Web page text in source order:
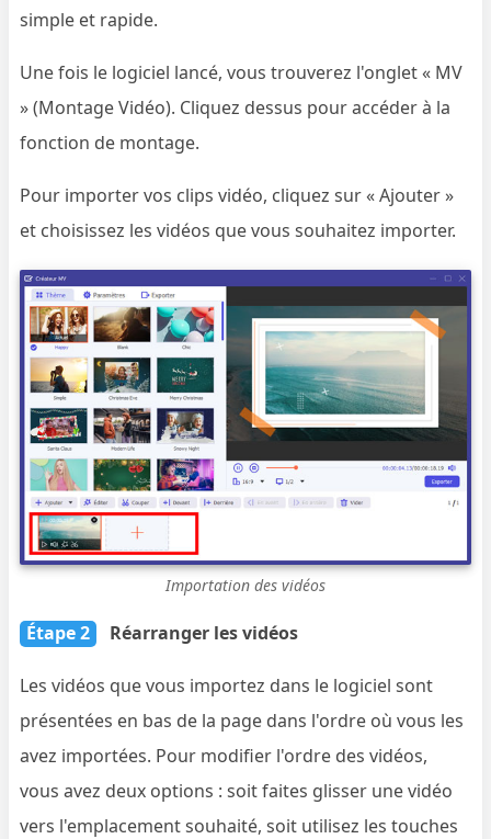
simple et rapide.
Une fois le logiciel lancé, vous trouverez l'onglet « MV
» (Montage Vidéo). Cliquez dessus pour accéder à la
fonction de montage.
Pour importer vos clips vidéo, cliquez sur « Ajouter »
et choisissez les vidéos que vous souhaitez importer.
Importation des vidéos
Étape 2 Réarranger les vidéos
Les vidéos que vous importez dans le logiciel sont
présentées en bas de la page dans l'ordre où vous les
avez importées. Pour modifier l'ordre des vidéos,
vous avez deux options : soit faites glisser une vidéo
vers l'emplacement souhaité, soit utilisez les touches